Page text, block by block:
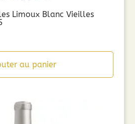
Limoux Blanc Vieilles
au panier